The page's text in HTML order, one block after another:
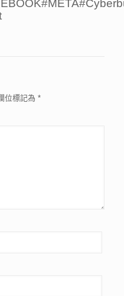
位標記為 *